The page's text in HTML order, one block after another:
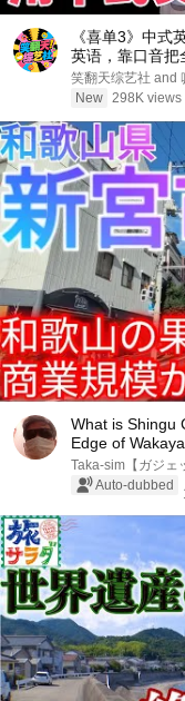
《喜单3》中式
英语，靠口音把
秀 #搞笑 #喜剧
笑翻天综艺社 and
New 298K views
What is Shingu
Edge of
Taka-sim【ガジェ
Auto-dubbed